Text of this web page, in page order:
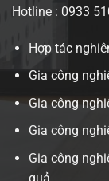
Hotline : 0933
Hợp tác
Gia công
Gia công
Gia công
Gia công